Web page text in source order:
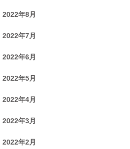
2022年8月
2022年7月
2022年6月
2022年5月
2022年4月
2022年3月
2022年2月